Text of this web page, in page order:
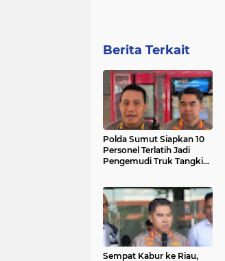
Berita Terkait
Polda Sumut Siapkan 10
Personel Terlatih Jadi
Pengemudi Truk Tangki
Sempat Kabur ke Riau,